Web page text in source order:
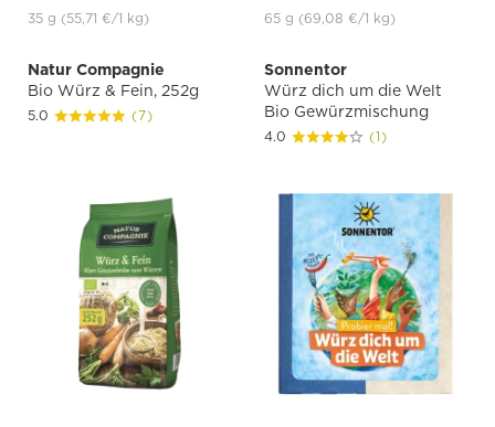
35 g (55,71 €/1 kg) 65 g (69,08 €/1 kg)
Natur Compagnie
Bio Würz & Fein, 252g
5.0 (7)
Sonnentor
Würz dich um die Welt
Bio Gewürzmischung
4.0 (1)